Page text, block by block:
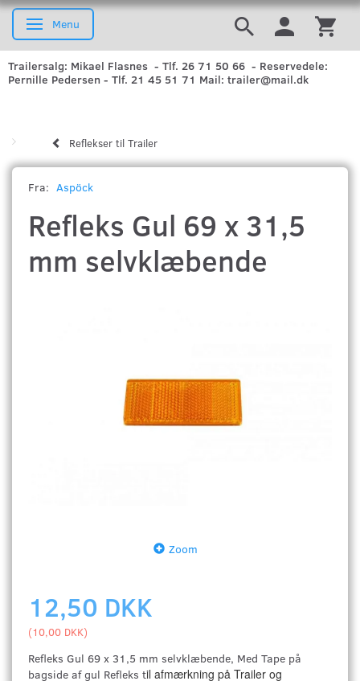
Skifte navigation
Menu
Trailersalg: Mikael Flasnes - Tlf. 26 71 50 66 - Reservedele:
Pernille Pedersen - Tlf. 21 45 51 71 Mail: trailer@mail.dk
Reflekser til Trailer
Fra: Aspöck
Refleks Gul 69 x 31,5
mm selvklæbende
Zoom
12,50 DKK
(10,00 DKK)
Refleks Gul 69 x 31,5 mm selvklæbende, Med Tape på
bagside af gul Refleks til afmærkning på Trailer og